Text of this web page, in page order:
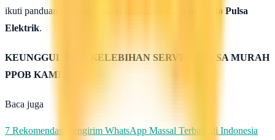
ikuti panduan yang terdapat di halaman :
Cara isi Saldo Pulsa
Elektrik.
KEUNGGULAN & KELEBIHAN SERVER PULSA MURAH
PPOB KAMI
Baca juga
7 Rekomendasi Pengirim WhatsApp Massal Terbaik di Indonesia